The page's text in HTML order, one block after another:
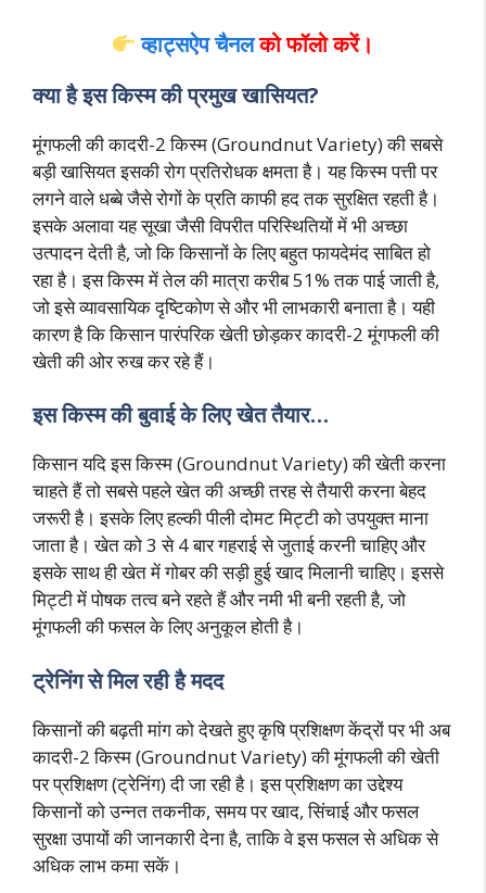
व्हाट्सऐप चैनलको फॉलो करें।
क्या है इस किस्म की प्रमुख खासियत?
मूंगफली की कादरी-2 किस्म (Groundnut Variety) की सबसे
बड़ी खासियत इसकी रोग प्रतिरोधक क्षमता है। यह किस्म पत्ती पर
लगने वाले धब्बे जैसे रोगों के प्रति काफी हद तक सुरक्षित रहती है।
इसके अलावा यह सूखा जैसी विपरीत परिस्थितियों में भी अच्छा
उत्पादन देती है, जो कि किसानों के लिए बहुत फायदेमंद साबित हो
रहा है। इस किस्म में तेल की मात्रा करीब 51% तक पाई जाती है,
जो इसे व्यावसायिक दृष्टिकोण से और भी लाभकारी बनाता है। यही
कारण है कि किसान पारंपरिक खेती छोड़कर कादरी-2 मूंगफली की
खेती की ओर रुख कर रहे हैं।
इस किस्म की बुवाई के लिए खेत तैयार…
किसान यदि इस किस्म (Groundnut Variety) की खेती करना
चाहते हैं तो सबसे पहले खेत की अच्छी तरह से तैयारी करना बेहद
जरूरी है। इसके लिए हल्की पीली दोमट मिट्टी को उपयुक्त माना
जाता है। खेत को 3 से 4 बार गहराई से जुताई करनी चाहिए और
इसके साथ ही खेत में गोबर की सड़ी हुई खाद मिलानी चाहिए। इससे
मिट्टी में पोषक तत्व बने रहते हैं और नमी भी बनी रहती है, जो
मूंगफली की फसल के लिए अनुकूल होती है।
ट्रेनिंग से मिल रही है मदद
किसानों की बढ़ती मांग को देखते हुए कृषि प्रशिक्षण केंद्रों पर भी अब
कादरी-2 किस्म (Groundnut Variety) की मूंगफली की खेती
पर प्रशिक्षण (ट्रेनिंग) दी जा रही है। इस प्रशिक्षण का उद्देश्य
किसानों को उन्नत तकनीक, समय पर खाद, सिंचाई और फसल
सुरक्षा उपायों की जानकारी देना है, ताकि वे इस फसल से अधिक से
अधिक लाभ कमा सकें।